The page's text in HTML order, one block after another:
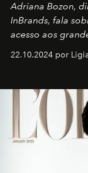
Adriana Bozon,
InBrands, fala
acesso aos
22.10.2024 por